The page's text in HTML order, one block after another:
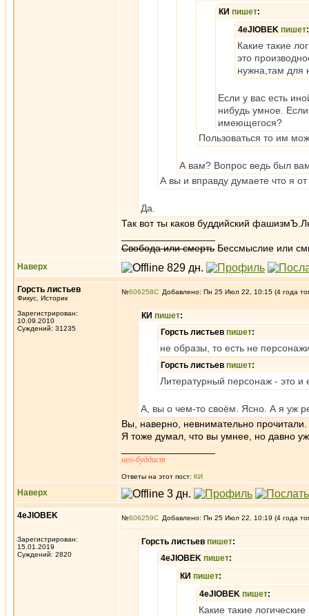
КИ пишет:
4eJIOBEK пишет:
Какие такие
это
нужна,там для
Если у вас есть
нибудь умное.
имеющегося?
Пользоваться то им
А вам? Вопрос ведь был
А вы и вправду думаете что я
Да.
Так вот ты каков буддийский
Свобода или смерть Бессмыслие или
Наверх
Горсть листьев
Фикус, Историк
Зарегистрирован:
10.09.2010
Суждений: 31235
№606258 Добавлено: Пн 25 Июл 22, 10:15 (4 года
КИ пишет:
Горсть листьев пишет:
не образы, то есть не
Горсть листьев пишет:
Литературный персонаж - это и
А, вы о чем-то своём. Ясно. А я уж
Вы, наверно, невнимательно
Я тоже думал, что вы умнее, но давно
нео-буддист
Ответы на этот пост: КИ
Наверх
4eJIOBEK
Зарегистрирован:
15.01.2019
Суждений: 2820
№606259 Добавлено: Пн 25 Июл 22, 10:19 (4 года
Горсть листьев пишет:
4eJIOBEK пишет:
КИ пишет:
4eJIOBEK пишет:
Какие такие